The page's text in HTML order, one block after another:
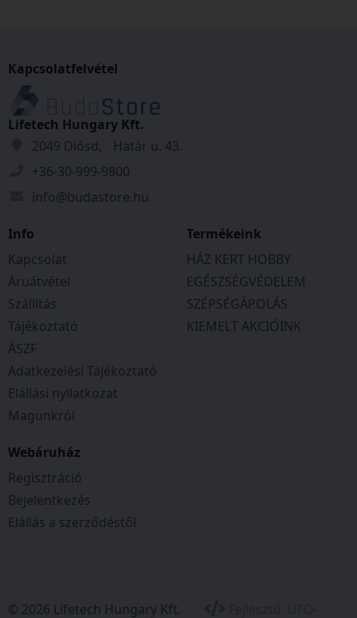
Kapcsolatfelvétel
Lifetech Hungary Kft.
2049 Diósd, Határ u. 43.
+36-30-999-9800
info@budastore.hu
Info
Kapcsolat
Áruátvétel
Szállítás
Tájékoztató
ÁSZF
Adatkezelési Tájékoztató
Elállási nyilatkozat
Magunkról
Termékeink
HÁZ KERT HOBBY
EGÉSZSÉGVÉDELEM
SZÉPSÉGÁPOLÁS
KIEMELT AKCIÓINK
Webáruház
Regisztráció
Bejelentkezés
Elállás a szerződéstől
© 2026 Lifetech Hungary Kft.